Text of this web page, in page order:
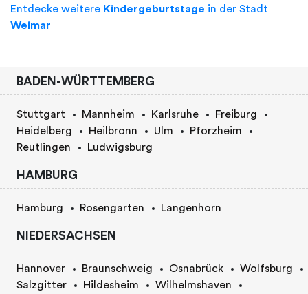
Entdecke weitere Kindergeburtstage in der Stadt
Weimar
BADEN-WÜRTTEMBERG
Stuttgart Mannheim Karlsruhe
Freiburg
Heidelberg
Heilbronn Ulm
Pforzheim
Reutlingen
Ludwigsburg
HAMBURG
Hamburg Rosengarten Langenhorn
NIEDERSACHSEN
Hannover Braunschweig Osnabrück
Wolfsburg
Salzgitter
Hildesheim
Wilhelmshaven